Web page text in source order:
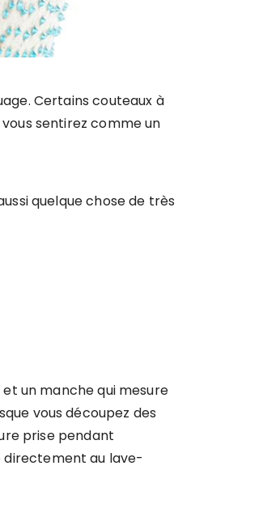
Certains couteaux à
sentirez comme un
quelque chose de très
un manche qui mesure
vous découpez des
prise pendant
directement au lave-